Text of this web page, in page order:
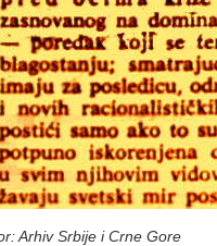
Arhiv Srbije i Crne Gore